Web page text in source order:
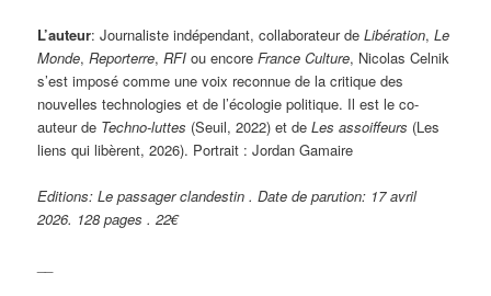
L’auteur: Journaliste indépendant, collaborateur deLibération,Le
Monde,Reporterre,RFI ou encoreFrance Culture, Nicolas Celnik
s’est imposé comme une voix reconnue de la critique des
nouvelles technologies et de l’écologie politique. Il est le co-
auteur de Techno-luttes (Seuil, 2022) et deLes assoiffeurs (Les
liens qui libèrent, 2026). Portrait : Jordan Gamaire
Editions: Le passager clandestin . Date de parution: 17 avril
2026. 128 pages . 22€